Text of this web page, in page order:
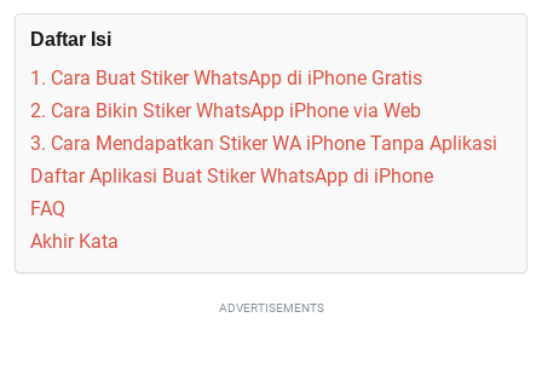
Daftar Isi
1. Cara Buat Stiker WhatsApp di iPhone Gratis
2. Cara Bikin Stiker WhatsApp iPhone via Web
3. Cara Mendapatkan Stiker WA iPhone Tanpa Aplikasi
Daftar Aplikasi Buat Stiker WhatsApp di iPhone
FAQ
Akhir Kata
ADVERTISEMENTS